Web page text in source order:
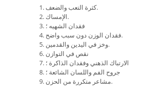
كثرة التعب والضعف.
الإمساك.
فقدان الشهيه ؛
فقدان الوزن دون سبب واضح.
وخز في اليدين والقدمين.
نقص في التوازن
الارتباك الذهني وفقدان الذاكرة ؛
جروح الفم واللسان الشائعة ؛
مشاعر متكررة من الحزن.